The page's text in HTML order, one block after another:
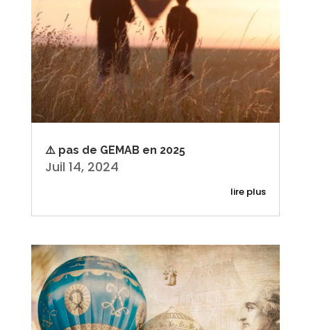
⚠️ pas de GEMAB en 2025
Juil 14, 2024
lire plus